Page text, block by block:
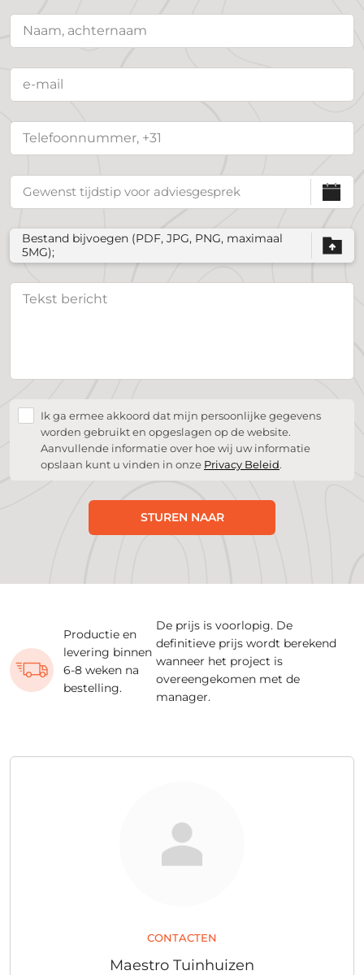
Bestand bijvoegen (PDF, JPG, PNG, maximaal
5MG);
Ik ga ermee akkoord dat mijn persoonlijke gegevens
worden gebruikt en opgeslagen op de website.
Aanvullende informatie over hoe wij uw informatie
opslaan kunt u vinden in onze Privacy Beleid.
STUREN NAAR
Productie en
levering binnen
6-8 weken na
bestelling.
De prijs is voorlopig. De
definitieve prijs wordt berekend
wanneer het project is
overeengekomen met de
manager.
CONTACTEN
Maestro Tuinhuizen